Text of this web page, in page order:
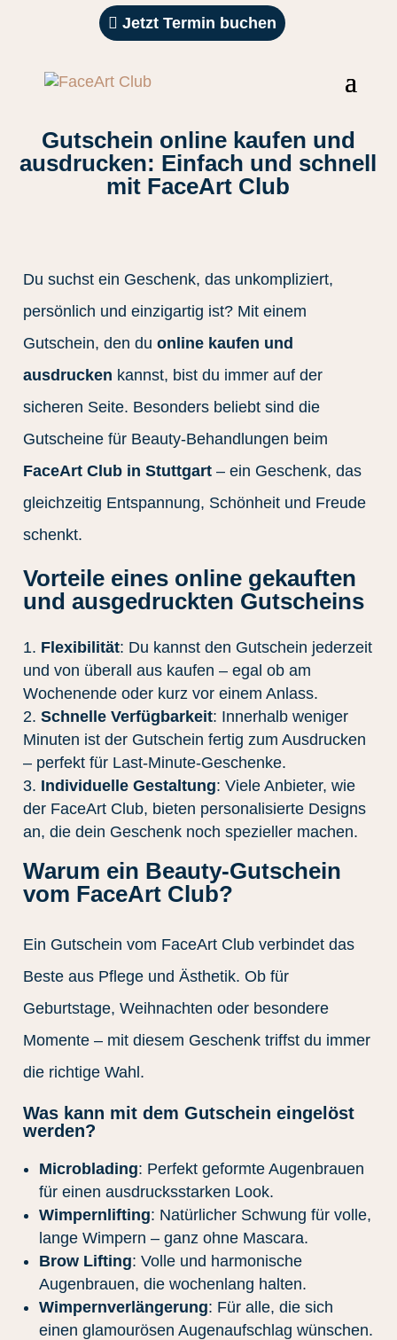
Jetzt Termin buchen
Gutschein online kaufen und
ausdrucken: Einfach und schnell
mit FaceArt Club
Du suchst ein Geschenk, das unkompliziert,
persönlich und einzigartig ist? Mit einem
Gutschein, den duonline kaufen und
ausdrucken kannst, bist du immer auf der
sicheren Seite. Besonders beliebt sind die
Gutscheine für Beauty-Behandlungen beim
FaceArt Club in Stuttgart – ein Geschenk, das
gleichzeitig Entspannung, Schönheit und Freude
schenkt.
Vorteile eines online gekauften
und ausgedruckten Gutscheins
Flexibilität: Du kannst den Gutschein jederzeit
und von überall aus kaufen – egal ob am
Wochenende oder kurz vor einem Anlass.
Schnelle Verfügbarkeit: Innerhalb weniger
Minuten ist der Gutschein fertig zum Ausdrucken
– perfekt für Last-Minute-Geschenke.
Individuelle Gestaltung: Viele Anbieter, wie
der FaceArt Club, bieten personalisierte Designs
an, die dein Geschenk noch spezieller machen.
Warum ein Beauty-Gutschein
vom FaceArt Club?
Ein Gutschein vom FaceArt Club verbindet das
Beste aus Pflege und Ästhetik. Ob für
Geburtstage, Weihnachten oder besondere
Momente – mit diesem Geschenk triffst du immer
die richtige Wahl.
Was kann mit dem Gutschein eingelöst
werden?
Microblading: Perfekt geformte Augenbrauen
für einen ausdrucksstarken Look.
Wimpernlifting: Natürlicher Schwung für volle,
lange Wimpern – ganz ohne Mascara.
Brow Lifting: Volle und harmonische
Augenbrauen, die wochenlang halten.
Wimpernverlängerung: Für alle, die sich
einen glamourösen Augenaufschlag wünschen.